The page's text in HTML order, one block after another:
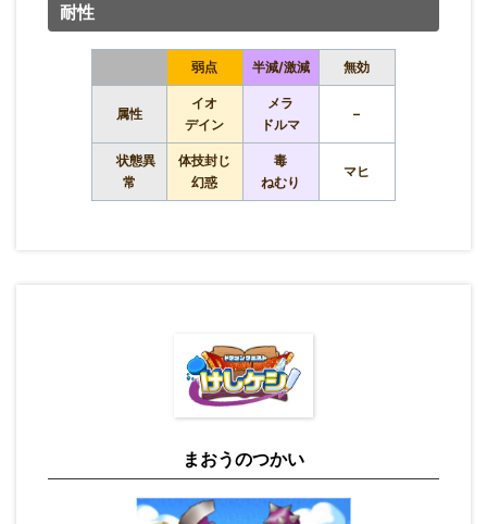
耐性
弱点 半減/激減 無効
属性
イオ
デイン
メラ
ドルマ
–
状態異
常
体技封じ
幻惑
毒
ねむり
マヒ
まおうのつかい